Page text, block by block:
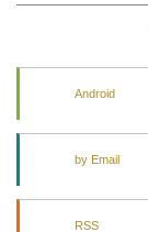
Android
by Email
RSS